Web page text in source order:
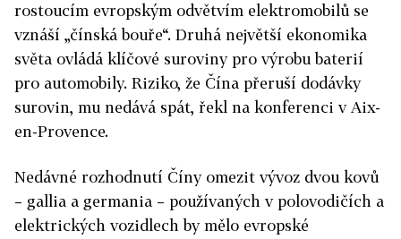
rostoucím evropským odvětvím elektromobilů se
vznáší „čínská bouře“. Druhá největší ekonomika
světa ovládá klíčové suroviny pro výrobu baterií
pro automobily. Riziko, že Čína přeruší dodávky
surovin, mu nedává spát, řekl na konferenci v Aix-
en-Provence.
Nedávné rozhodnutí Číny omezit vývoz dvou kovů
– gallia a germania – používaných v polovodičích a
elektrických vozidlech by mělo evropské